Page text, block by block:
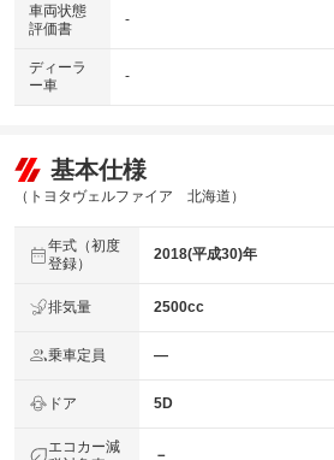
車両状態
評価書
-
ディーラ
ー車
-
基本仕様
（トヨタヴェルファイア 北海道）
年式（初度
登録）
2018(平成30)年
排気量 2500cc
乗車定員 ―
ドア 5D
エコカー減
－